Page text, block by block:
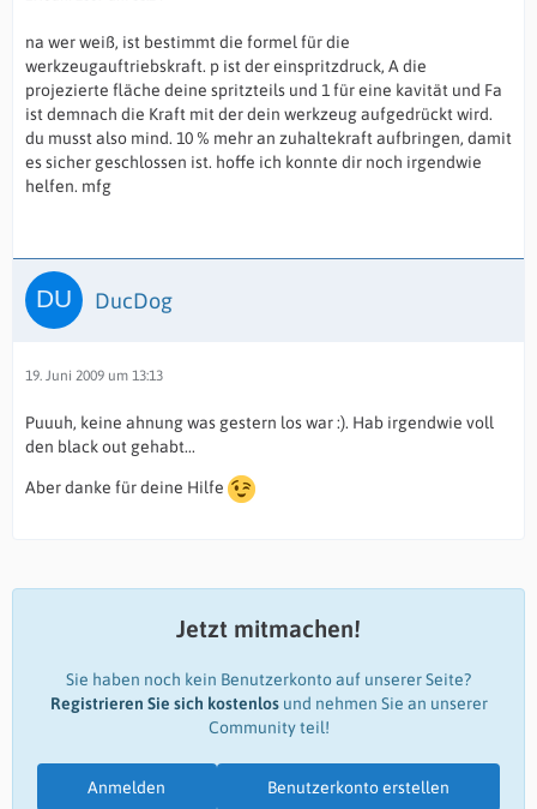
na wer weiß, ist bestimmt die formel für die
werkzeugauftriebskraft. p ist der einspritzdruck, A die
projezierte fläche deine spritzteils und 1 für eine kavität und Fa
ist demnach die Kraft mit der dein werkzeug aufgedrückt wird.
du musst also mind. 10 % mehr an zuhaltekraft aufbringen, damit
es sicher geschlossen ist. hoffe ich konnte dir noch irgendwie
helfen. mfg
DucDog
19. Juni 2009 um 13:13
Puuuh, keine ahnung was gestern los war :). Hab irgendwie voll
den black out gehabt...
Aber danke für deine Hilfe
Jetzt mitmachen!
Sie haben noch kein Benutzerkonto auf unserer Seite?
Registrieren Sie sich kostenlosund nehmen Sie an unserer
Community teil!
Benutzerkonto erstellen
Anmelden